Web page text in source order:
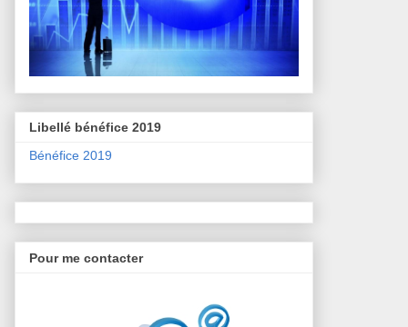
Libellé bénéfice 2019
Bénéfice 2019
Pour me contacter